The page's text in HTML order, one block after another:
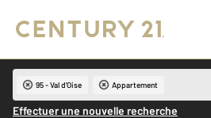
95 - Val d'Oise Appartement
Effectuer une nouvelle recherche